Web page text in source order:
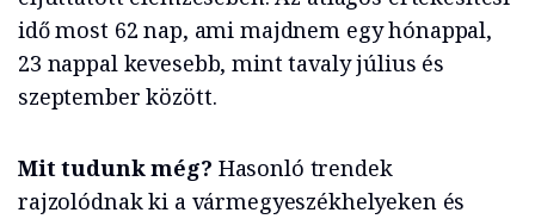
idő most 62 nap, ami majdnem egy hónappal,
23 nappal kevesebb, mint tavaly július és
szeptember között.
Mit tudunk még? Hasonló trendek
rajzolódnak ki a vármegyeszékhelyeken és